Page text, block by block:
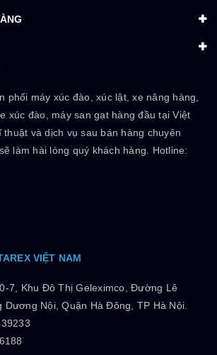
phối máy xúc đào, xúc lật, xe nâng hàng,
xúc đào, máy san gạt hàng đầu tại Việt
và dịch vụ sau bán hàng chuyên
làm hài lòng quý khách hàng. Hotline:
VIỆT NAM
7, Khu Đô Thị Geleximco, Đường Lê
Dương Nội, Quận Hà Đông, TP Hà Nội.